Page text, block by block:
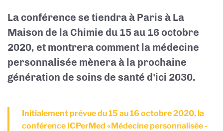
La conférence se tiendra à Paris à La
Maison de la Chimie du 15 au 16 octobre
2020, et montrera comment la médecine
personnalisée mènera à la prochaine
génération de soins de santé d'ici 2030.
Initialement prévue du 15 au 16 octobre 2020, la
conférence ICPerMed «Médecine personnalisée -